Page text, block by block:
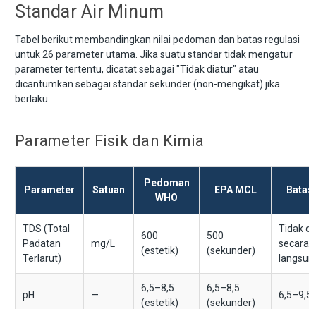
Standar Air Minum
Tabel berikut membandingkan nilai pedoman dan batas regulasi
untuk 26 parameter utama. Jika suatu standar tidak mengatur
parameter tertentu, dicatat sebagai "Tidak diatur" atau
dicantumkan sebagai standar sekunder (non-mengikat) jika
berlaku.
Parameter Fisik dan Kimia
Parameter Satuan
Pedoman
WHO
EPA MCL Batas
TDS (Total
Padatan
Terlarut)
mg/L
600
(estetik)
500
(sekunder)
Tidak
secara
pH —
6,5–8,5
(estetik)
6,5–8,5
(sekunder)
6,5–9,5